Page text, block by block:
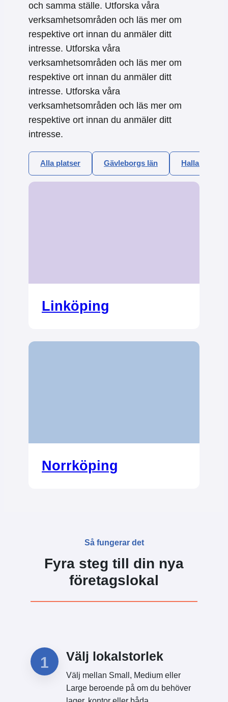
och samma ställe. Utforska våra
verksamhetsområden och läs mer om
respektive ort innan du anmäler ditt
intresse. Utforska våra
verksamhetsområden och läs mer om
respektive ort innan du anmäler ditt
intresse. Utforska våra
verksamhetsområden och läs mer om
respektive ort innan du anmäler ditt
intresse.
Alla platser Gävleborgs län Hallands län
Linköping
Norrköping
Så fungerar det
Fyra steg till din nya
företagslokal
1 Välj lokalstorlek
Välj mellan Small, Medium eller
Large beroende på om du behöver